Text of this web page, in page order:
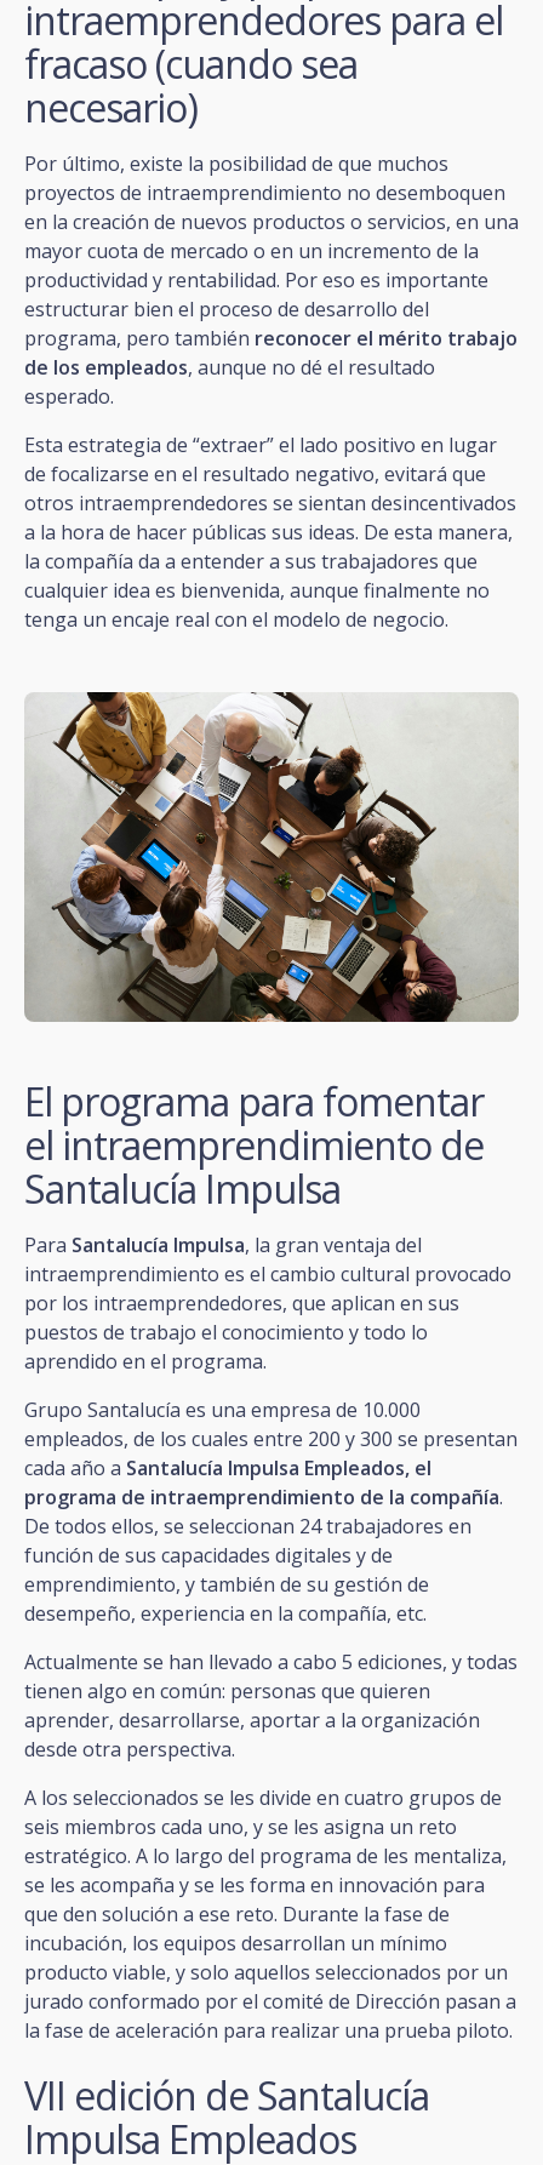
intraemprendedores para el
fracaso (cuando sea
necesario)
Por último, existe la posibilidad de que muchos
proyectos de intraemprendimiento no desemboquen
en la creación de nuevos productos o servicios, en una
mayor cuota de mercado o en un incremento de la
productividad y rentabilidad. Por eso es importante
estructurar bien el proceso de desarrollo del
programa, pero también reconocer el mérito trabajo
de los empleados, aunque no dé el resultado
esperado.
Esta estrategia de “extraer” el lado positivo en lugar
de focalizarse en el resultado negativo, evitará que
otros intraemprendedores se sientan desincentivados
a la hora de hacer públicas sus ideas. De esta manera,
la compañía da a entender a sus trabajadores que
cualquier idea es bienvenida, aunque finalmente no
tenga un encaje real con el modelo de negocio.
El programa para fomentar
el intraemprendimiento de
Santalucía Impulsa
Para Santalucía Impulsa, la gran ventaja del
intraemprendimiento es el cambio cultural provocado
por los intraemprendedores, que aplican en sus
puestos de trabajo el conocimiento y todo lo
aprendido en el programa.
Grupo Santalucía es una empresa de 10.000
empleados, de los cuales entre 200 y 300 se presentan
cada año a Santalucía Impulsa Empleados, el
programa de intraemprendimiento de la compañía.
De todos ellos, se seleccionan 24 trabajadores en
función de sus capacidades digitales y de
emprendimiento, y también de su gestión de
desempeño, experiencia en la compañía, etc.
Actualmente se han llevado a cabo 5 ediciones, y todas
tienen algo en común: personas que quieren
aprender, desarrollarse, aportar a la organización
desde otra perspectiva.
A los seleccionados se les divide en cuatro grupos de
seis miembros cada uno, y se les asigna un reto
estratégico. A lo largo del programa de les mentaliza,
se les acompaña y se les forma en innovación para
que den solución a ese reto. Durante la fase de
incubación, los equipos desarrollan un mínimo
producto viable, y solo aquellos seleccionados por un
jurado conformado por el comité de Dirección pasan a
la fase de aceleración para realizar una prueba piloto.
VII edición de Santalucía
Impulsa Empleados